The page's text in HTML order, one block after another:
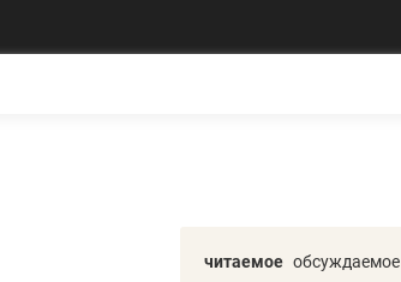
читаемое обсуждаемое